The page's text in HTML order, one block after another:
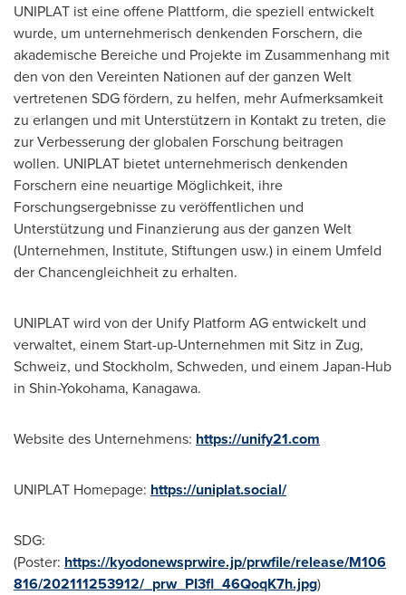
UNIPLAT ist eine offene Plattform, die speziell entwickelt
wurde, um unternehmerisch denkenden Forschern, die
akademische Bereiche und Projekte im Zusammenhang mit
den von den Vereinten Nationen auf der ganzen Welt
vertretenen SDG fördern, zu helfen, mehr Aufmerksamkeit
zu erlangen und mit Unterstützern in Kontakt zu treten, die
zur Verbesserung der globalen Forschung beitragen
wollen. UNIPLAT bietet unternehmerisch denkenden
Forschern eine neuartige Möglichkeit, ihre
Forschungsergebnisse zu veröffentlichen und
Unterstützung und Finanzierung aus der ganzen Welt
(Unternehmen, Institute, Stiftungen usw.) in einem Umfeld
der Chancengleichheit zu erhalten.
UNIPLAT wird von der Unify Platform AG entwickelt und
verwaltet, einem Start-up-Unternehmen mit Sitz in Zug,
Schweiz, und Stockholm, Schweden, und einem Japan-Hub
in Shin-Yokohama, Kanagawa.
Website des Unternehmens: https://unify21.com
UNIPLAT Homepage: https://uniplat.social/
SDG:
(Poster: https://kyodonewsprwire.jp/prwfile/release/M106
816/202111253912/_prw_PI3fl_46QoqK7h.jpg)